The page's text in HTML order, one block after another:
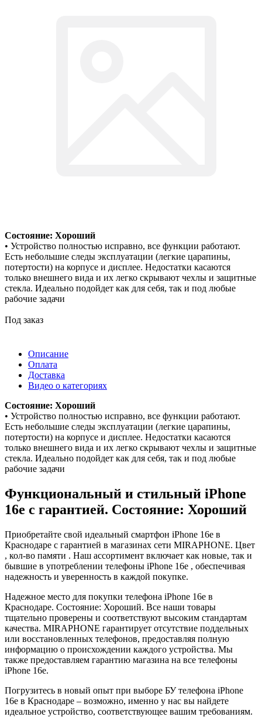
Состояние: Хороший
• Устройство полностью исправно, все функции работают.
Есть небольшие следы эксплуатации (легкие царапины,
потертости) на корпусе и дисплее. Недостатки касаются
только внешнего вида и их легко скрывают чехлы и защитные
стекла. Идеально подойдет как для себя, так и под любые
рабочие задачи
Под заказ
Описание
Оплата
Доставка
Видео о категориях
Состояние: Хороший
• Устройство полностью исправно, все функции работают.
Есть небольшие следы эксплуатации (легкие царапины,
потертости) на корпусе и дисплее. Недостатки касаются
только внешнего вида и их легко скрывают чехлы и защитные
стекла. Идеально подойдет как для себя, так и под любые
рабочие задачи
Функциональный и стильный iPhone
16e с гарантией. Состояние: Хороший
Приобретайте свой идеальный смартфон iPhone 16e в
Краснодаре с гарантией в магазинах сети MIRAPHONE. Цвет
, кол-во памяти . Наш ассортимент включает как новые, так и
бывшие в употреблении телефоны iPhone 16e , обеспечивая
надежность и уверенность в каждой покупке.
Надежное место для покупки телефона iPhone 16e в
Краснодаре. Состояние: Хороший. Все наши товары
тщательно проверены и соответствуют высоким стандартам
качества. MIRAPHONE гарантирует отсутствие поддельных
или восстановленных телефонов, предоставляя полную
информацию о происхождении каждого устройства. Мы
также предоставляем гарантию магазина на все телефоны
iPhone 16e.
Погрузитесь в новый опыт при выборе БУ телефона iPhone
16e в Краснодаре – возможно, именно у нас вы найдете
идеальное устройство, соответствующее вашим требованиям.